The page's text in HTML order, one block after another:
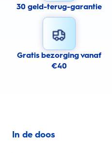
30 geld-terug-garantie
Gratis bezorging vanaf
€40
In de doos